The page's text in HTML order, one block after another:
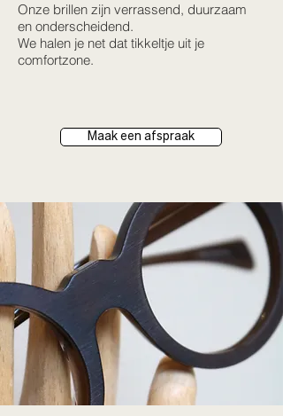
Onze brillen zijn verrassend, duurzaam
en onderscheidend.
We halen je net dat tikkeltje uit je
comfortzone.
Maak een afspraak